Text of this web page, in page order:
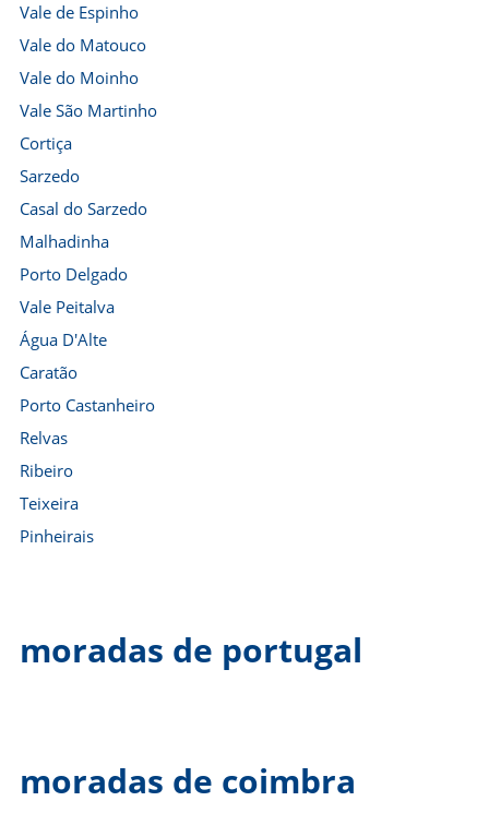
Vale de Espinho
Vale do Matouco
Vale do Moinho
Vale São Martinho
Cortiça
Sarzedo
Casal do Sarzedo
Malhadinha
Porto Delgado
Vale Peitalva
Água D'Alte
Caratão
Porto Castanheiro
Relvas
Ribeiro
Teixeira
Pinheirais
moradas de portugal
moradas de coimbra